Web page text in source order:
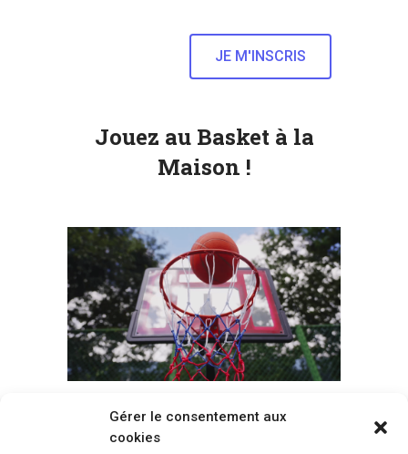
Gérer le consentement aux
cookies
Jouez au Basket à la
Maison !
Voir tous les paniers